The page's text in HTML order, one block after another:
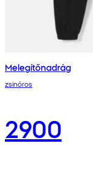
Melegítőnadrág
zsinóros
2900